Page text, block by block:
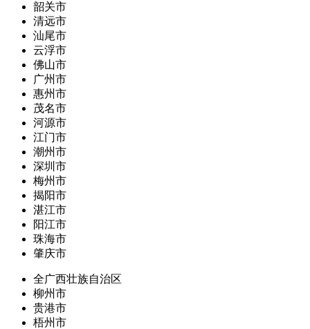
韶关市
清远市
汕尾市
云浮市
佛山市
广州市
惠州市
茂名市
河源市
江门市
潮州市
深圳市
梅州市
揭阳市
湛江市
阳江市
珠海市
肇庆市
全广西壮族自治区
柳州市
贵港市
梧州市